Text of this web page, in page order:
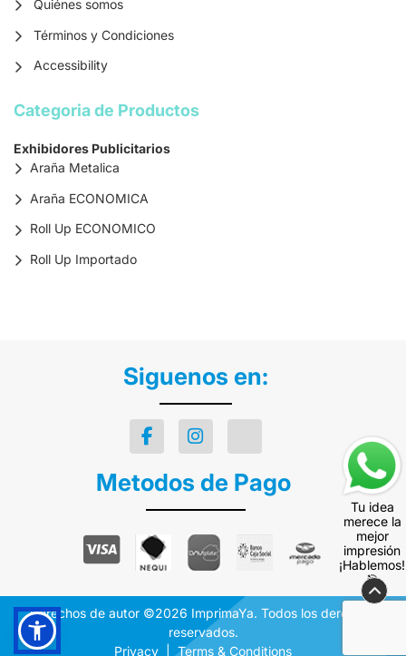
Quiénes somos
Términos y Condiciones
Accessibility
Categoria de Productos
Exhibidores Publicitarios
Araña Metalica
Araña ECONOMICA
Roll Up ECONOMICO
Roll Up Importado
Siguenos en:
Metodos de Pago
Tu idea
merece la
mejor
impresión
¡Hablemos!
🎯
Derechos de autor ©2026 ImprimaYa. Todos los derechos
reservados.
Privacy
Terms & Conditions